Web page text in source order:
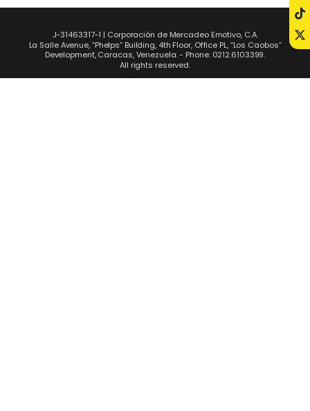
J-31463317-1 | Corporación de Mercadeo Emotivo, C.A.
La Salle Avenue, “Phelps” Building, 4th Floor, Office PL, “Los Caobos”
Development, Caracas, Venezuela. - Phone: 0212.6103399.
All rights reserved.